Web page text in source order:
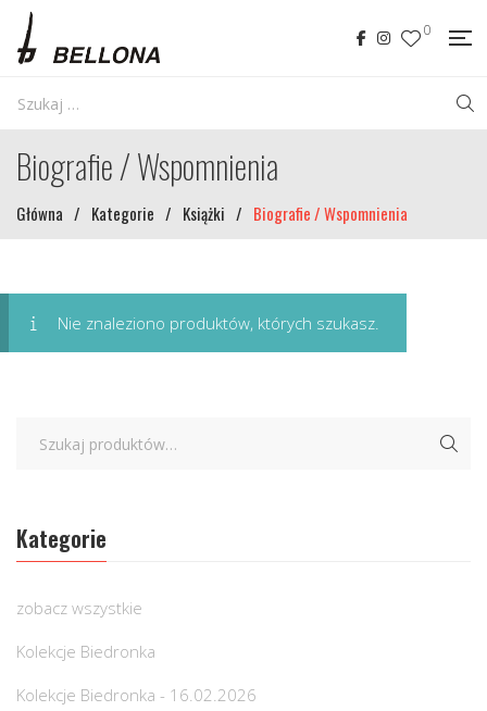
0
Biografie / Wspomnienia
Główna / Kategorie / Książki / Biografie / Wspomnienia
Nie znaleziono produktów, których szukasz.
Kategorie
zobacz wszystkie
Kolekcje Biedronka
Kolekcje Biedronka - 16.02.2026